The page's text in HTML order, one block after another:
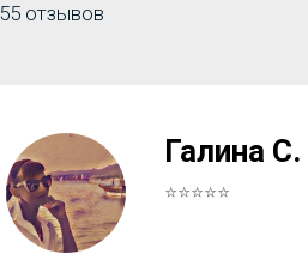
55 отзывов
Галина С.
⭐⭐⭐⭐⭐